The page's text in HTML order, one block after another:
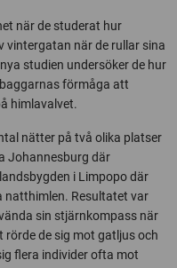
när de studerat hur
vintergatan när de rullar sina
studien undersöker de hur
förmåga att
himlavalvet.
nätter på två olika platser
Johannesburg där
i Limpopo där
natthimlen. Resultatet var
sin stjärnkompass när
de sig mot gatljus och
flera individer ofta mot